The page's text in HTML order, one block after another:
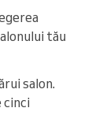
tău
salon.
cinci